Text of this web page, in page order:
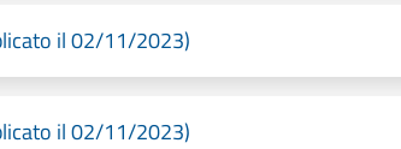
il 02/11/2023)
il 02/11/2023)